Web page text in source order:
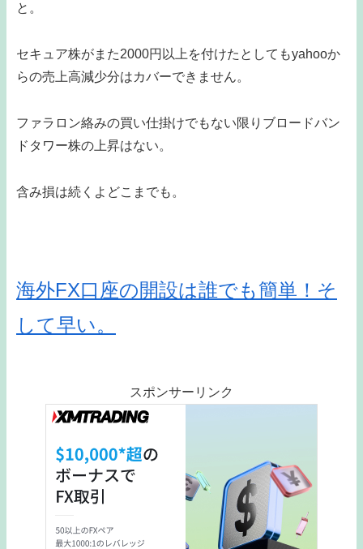
と。
セキュア株がまた2000円以上を付けたとしてもyahooか
らの売上高減少分はカバーできません。
ファラロン絡みの買い仕掛けでもない限りブロードバン
ドタワー株の上昇はない。
含み損は続くよどこまでも。
海外FX口座の開設は誰でも簡単！そ
して早い。
スポンサーリンク